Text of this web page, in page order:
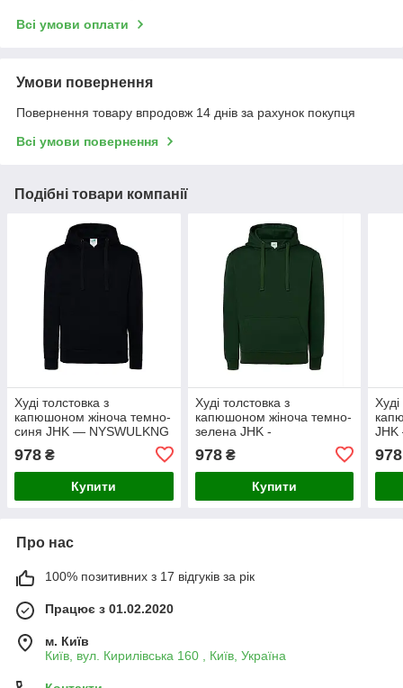
Всі умови оплати
Умови повернення
Повернення товару впродовж 14 днів за рахунок покупця
Всі умови повернення
Подібні товари компанії
Худі толстовка з
капюшоном жіноча темно-
синя JHK — NYSWULKNG
978 ₴
Купити
Худі толстовка з
капюшоном жіноча темно-
зелена JHK -
978₴
Купити
JHK
978
Про нас
100% позитивних з 17 відгуків за рік
Працює з 01.02.2020
м. Київ
Київ, вул. Кирилівська 160 , Київ, Україна